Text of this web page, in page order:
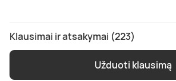
Klausimai ir atsakymai (223)
Užduoti klausimą